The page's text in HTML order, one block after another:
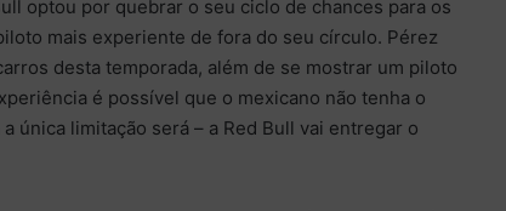
optou por quebrar o seu ciclo de chances para os
mais experiente de fora do seu círculo. Pérez
desta temporada, além de se mostrar um piloto
é possível que o mexicano não tenha o
única limitação será – a Red Bull vai entregar o